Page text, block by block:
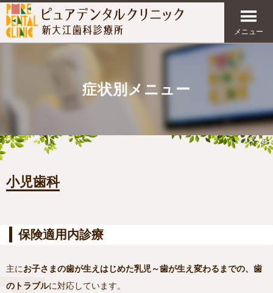
メニュー
症状別メニュー
小児歯科
保険適用内診療
主にお子さまの歯が生えはじめた乳児～歯が生え変わるまでの、歯
のトラブルに対応しています。